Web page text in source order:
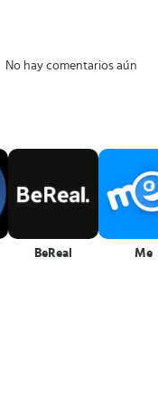
No hay comentarios aún
BeReal Me